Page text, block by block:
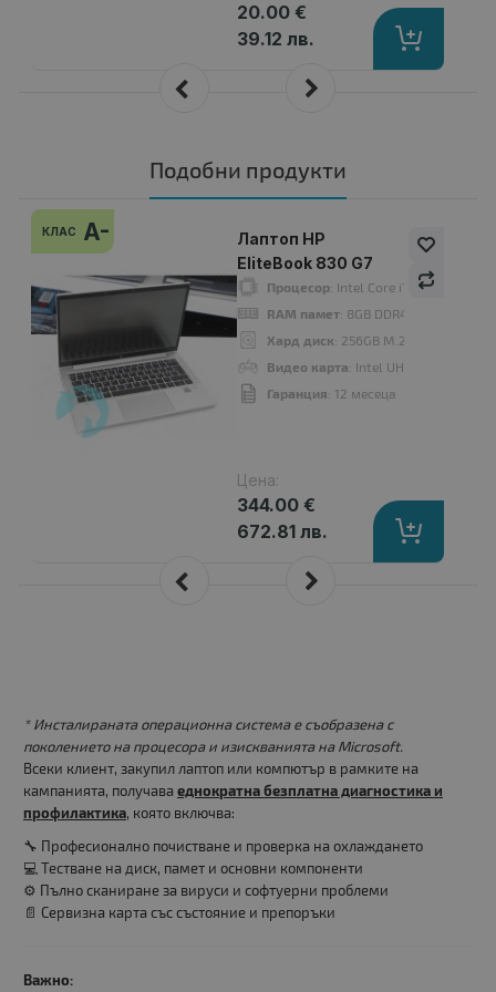
20.00 €
39.12 лв.
Подобни продукти
КЛАС A-
Лаптоп HP
EliteBook 830 G7
Процесор: Intel Core i7 10510U up to
RAM памет: 8GB DDR4
Хард диск: 256GB M.2 NVMe SSD
Видео карта: Intel UHD Graphics
Гаранция: 12 месеца
Цена:
344.00 €
672.81 лв.
* Инсталираната операционна система е съобразена с
поколението на процесора и изискванията на Microsoft.
Всеки клиент, закупил лаптоп или компютър в рамките на
кампанията, получава еднократна безплатна диагностика и
профилактика, която включва:
🔧 Професионално почистване и проверка на охлаждането
💻 Тестване на диск, памет и основни компоненти
⚙️ Пълно сканиране за вируси и софтуерни проблеми
📄 Сервизна карта със състояние и препоръки
Важно: